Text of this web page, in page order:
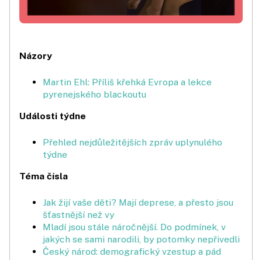
Názory
Martin Ehl: Příliš křehká Evropa a lekce
pyrenejského blackoutu
Události týdne
Přehled nejdůležitějších zpráv uplynulého
týdne
Téma čísla
Jak žijí vaše děti? Mají deprese, a přesto jsou
šťastnější než vy
Mladí jsou stále náročnější. Do podmínek, v
jakých se sami narodili, by potomky nepřivedli
Český národ: demografický vzestup a pád